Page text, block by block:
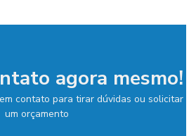
agora mesmo!
contato para tirar dúvidas ou solicitar
um orçamento